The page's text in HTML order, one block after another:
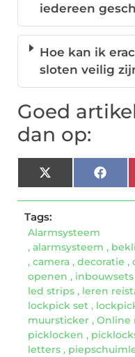
iedereen
Hoe kan ik
sloten veilig
Goed
dan op:
X
(Twitter)
Tags:
Alarmsysteem
, alarmsysteem ,
, camera , decoratie ,
openen , inbouwsets
led strips , leren
lockpick set ,
muursticker , Online
picklocken ,
letters ,